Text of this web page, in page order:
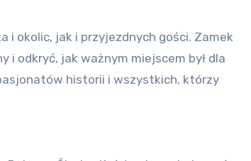
odkryć, jak ważnym miejscem był dla
historii i wszystkich, którzy